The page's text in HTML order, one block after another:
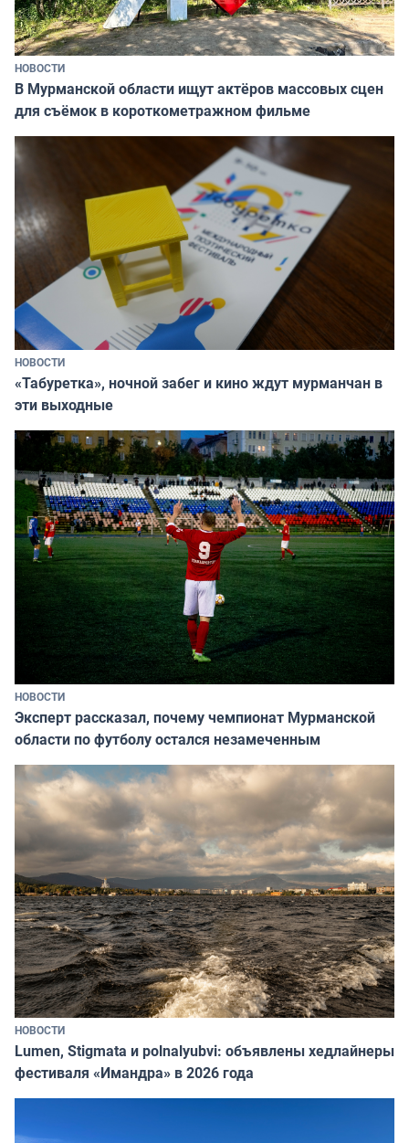
НОВОСТИ
В Мурманской области ищут актёров массовых сцен
для съёмок в короткометражном фильме
НОВОСТИ
«Табуретка», ночной забег и кино ждут мурманчан в
эти выходные
НОВОСТИ
Эксперт рассказал, почему чемпионат Мурманской
области по футболу остался незамеченным
НОВОСТИ
Lumen, Stigmata и polnalyubvi: объявлены хедлайнеры
фестиваля «Имандра» в 2026 года